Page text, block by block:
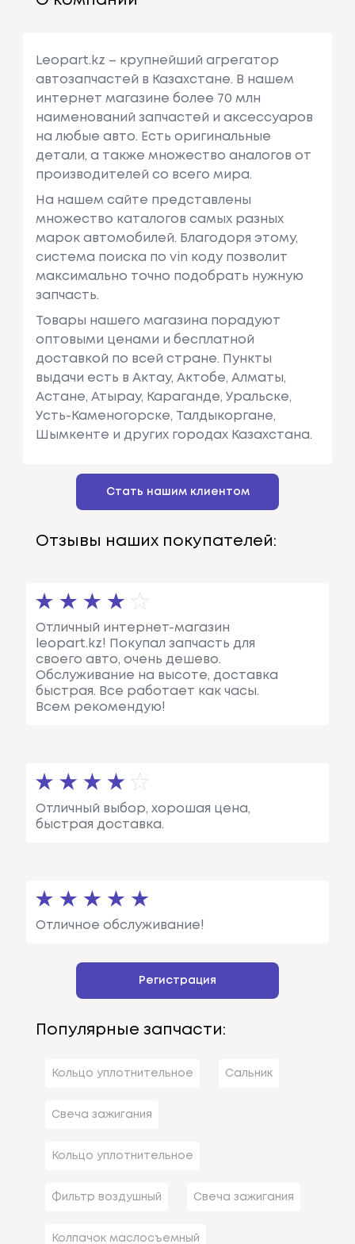
Leopart.kz – крупнейший агрегатор
автозапчастей в Казахстане. В нашем
интернет магазине более 70 млн
наименований запчастей и аксессуаров
на любые авто. Есть оригинальные
детали, а также множество аналогов от
производителей со всего мира.
На нашем сайте представлены
множество каталогов самых разных
марок автомобилей. Благодоря этому,
система поиска по vin коду позволит
максимально точно подобрать нужную
запчасть.
Товары нашего магазина порадуют
оптовыми ценами и бесплатной
доставкой по всей стране. Пункты
выдачи есть в Актау, Актобе, Алматы,
Астане, Атырау, Караганде, Уральске,
Усть-Каменогорске, Талдыкоргане,
Шымкенте и других городах Казахстана.
Стать нашим клиентом
Отзывы наших покупателей:
Отличный интернет-магазин
leopart.kz! Покупал запчасть для
своего авто, очень дешево.
Обслуживание на высоте, доставка
быстрая. Все работает как часы.
Всем рекомендую!
Отличный выбор, хорошая цена,
быстрая доставка.
Отличное обслуживание!
Регистрация
Популярные запчасти:
Кольцо уплотнительное Сальник
Свеча зажигания
Кольцо уплотнительное
Фильтр воздушный Свеча зажигания
Колпачок маслосъемный